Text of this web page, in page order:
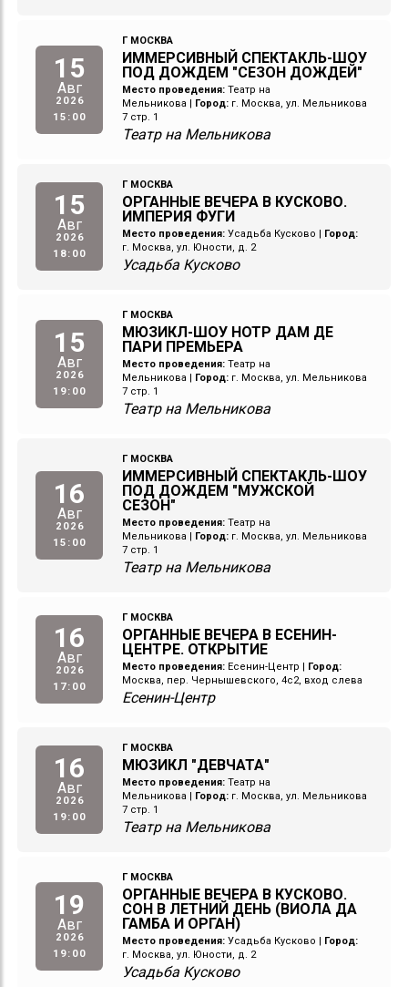
15
Авг
2026
15:00
Г МОСКВА
ИММЕРСИВНЫЙ СПЕКТАКЛЬ-ШОУ
ПОД ДОЖДЕМ "СЕЗОН ДОЖДЕЙ"
Место проведения: Театр на
Мельникова | Город: г. Москва, ул. Мельникова
7 стр. 1
Театр на Мельникова
15
Авг
2026
18:00
Г МОСКВА
ОРГАННЫЕ ВЕЧЕРА В КУСКОВО.
ИМПЕРИЯ ФУГИ
Место проведения: Усадьба Кусково | Город:
г. Москва, ул. Юности, д. 2
Усадьба Кусково
15
Авг
2026
19:00
Г МОСКВА
МЮЗИКЛ-ШОУ НОТР ДАМ ДЕ
ПАРИ ПРЕМЬЕРА
Место проведения: Театр на
Мельникова | Город: г. Москва, ул. Мельникова
7 стр. 1
Театр на Мельникова
16
Авг
2026
15:00
Г МОСКВА
ИММЕРСИВНЫЙ СПЕКТАКЛЬ-ШОУ
ПОД ДОЖДЕМ "МУЖСКОЙ
СЕЗОН"
Место проведения: Театр на
Мельникова | Город: г. Москва, ул. Мельникова
7 стр. 1
Театр на Мельникова
16
Авг
2026
17:00
Г МОСКВА
ОРГАННЫЕ ВЕЧЕРА В ЕСЕНИН-
ЦЕНТРЕ. ОТКРЫТИЕ
Место проведения: Есенин-Центр | Город:
Москва, пер. Чернышевского, 4с2, вход слева
Есенин-Центр
16
Авг
2026
19:00
Г МОСКВА
МЮЗИКЛ "ДЕВЧАТА"
Место проведения: Театр на
Мельникова | Город: г. Москва, ул. Мельникова
7 стр. 1
Театр на Мельникова
19
Авг
2026
19:00
Г МОСКВА
ОРГАННЫЕ ВЕЧЕРА В КУСКОВО.
СОН В ЛЕТНИЙ ДЕНЬ (ВИОЛА ДА
ГАМБА И ОРГАН)
Место проведения: Усадьба Кусково | Город:
г. Москва, ул. Юности, д. 2
Усадьба Кусково